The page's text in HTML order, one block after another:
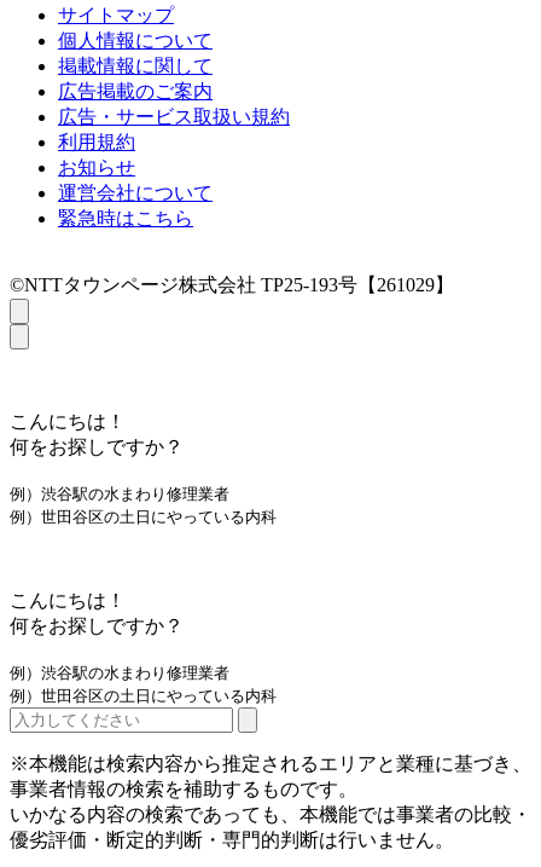
サイトマップ
個人情報について
掲載情報に関して
広告掲載のご案内
広告・サービス取扱い規約
利用規約
お知らせ
運営会社について
緊急時はこちら
©NTTタウンページ株式会社 TP25-193号【261029】
こんにちは！
何をお探しですか？
例）渋谷駅の水まわり修理業者
例）世田谷区の土日にやっている内科
こんにちは！
何をお探しですか？
例）渋谷駅の水まわり修理業者
例）世田谷区の土日にやっている内科
※本機能は検索内容から推定されるエリアと業種に基づき、
事業者情報の検索を補助するものです。
いかなる内容の検索であっても、本機能では事業者の比較・
優劣評価・断定的判断・専門的判断は行いません。